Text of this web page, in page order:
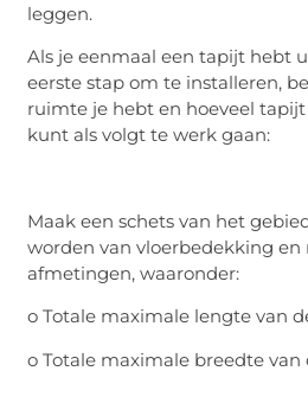
leggen.
Als je eenmaal een tapijt hebt
eerste stap om te installeren,
ruimte je hebt en hoeveel
kunt als volgt te werk gaan:
Maak een schets van het
worden van vloerbedekking en
afmetingen, waaronder:
o Totale maximale lengte van
o Totale maximale breedte van